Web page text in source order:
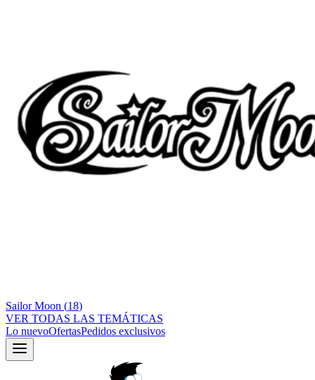
Sailor Moon (18)
VER TODAS LAS TEMÁTICAS
Lo nuevoOfertasPedidos exclusivos